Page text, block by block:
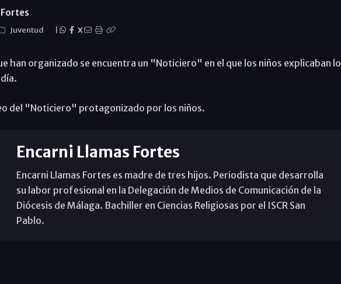
Fortes
Juventud X
han organizado se encuentra un "Noticiero" en el que los niños explicaban lo
del "Noticiero" protagonizado por los niños.
Encarni Llamas Fortes
Encarni Llamas Fortes es madre de tres hijos. Periodista que desarrolla
su labor profesional en la Delegación de Medios de Comunicación de la
Diócesis de Málaga. Bachiller en Ciencias Religiosas por el ISCR San
Pablo.